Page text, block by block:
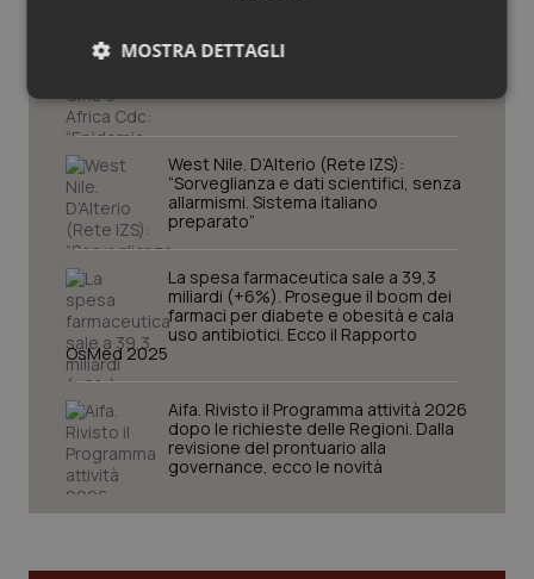
Ebola in Congo. Oms e Africa Cdc:
West Nile. D’Alterio (Rete IZS):
“Sorveglianza e dati scientifici, senza
allarmismi. Sistema italiano
preparato”
La spesa farmaceutica sale a 39,3
miliardi (+6%). Prosegue il boom dei
farmaci per diabete e obesità e cala
uso antibiotici. Ecco il Rapporto
OsMed 2025
Aifa. Rivisto il Programma attività 2026
dopo le richieste delle Regioni. Dalla
revisione del prontuario alla
governance, ecco le novità
MOSTRA DETTAGLI
Necessari Statistici Marketing
Necessari Statistici Marketing
I cookie necessari contribuiscono a rendere fruibile il
sito web abilitandone funzionalità di base quali la
navigazione sulle pagine e l'accesso alle aree
protette del sito. Il sito web non è in grado di
Nome
Fornitore/Dominio
VISITOR_PRIVACY_METADATA
YouTube
.youtube.com